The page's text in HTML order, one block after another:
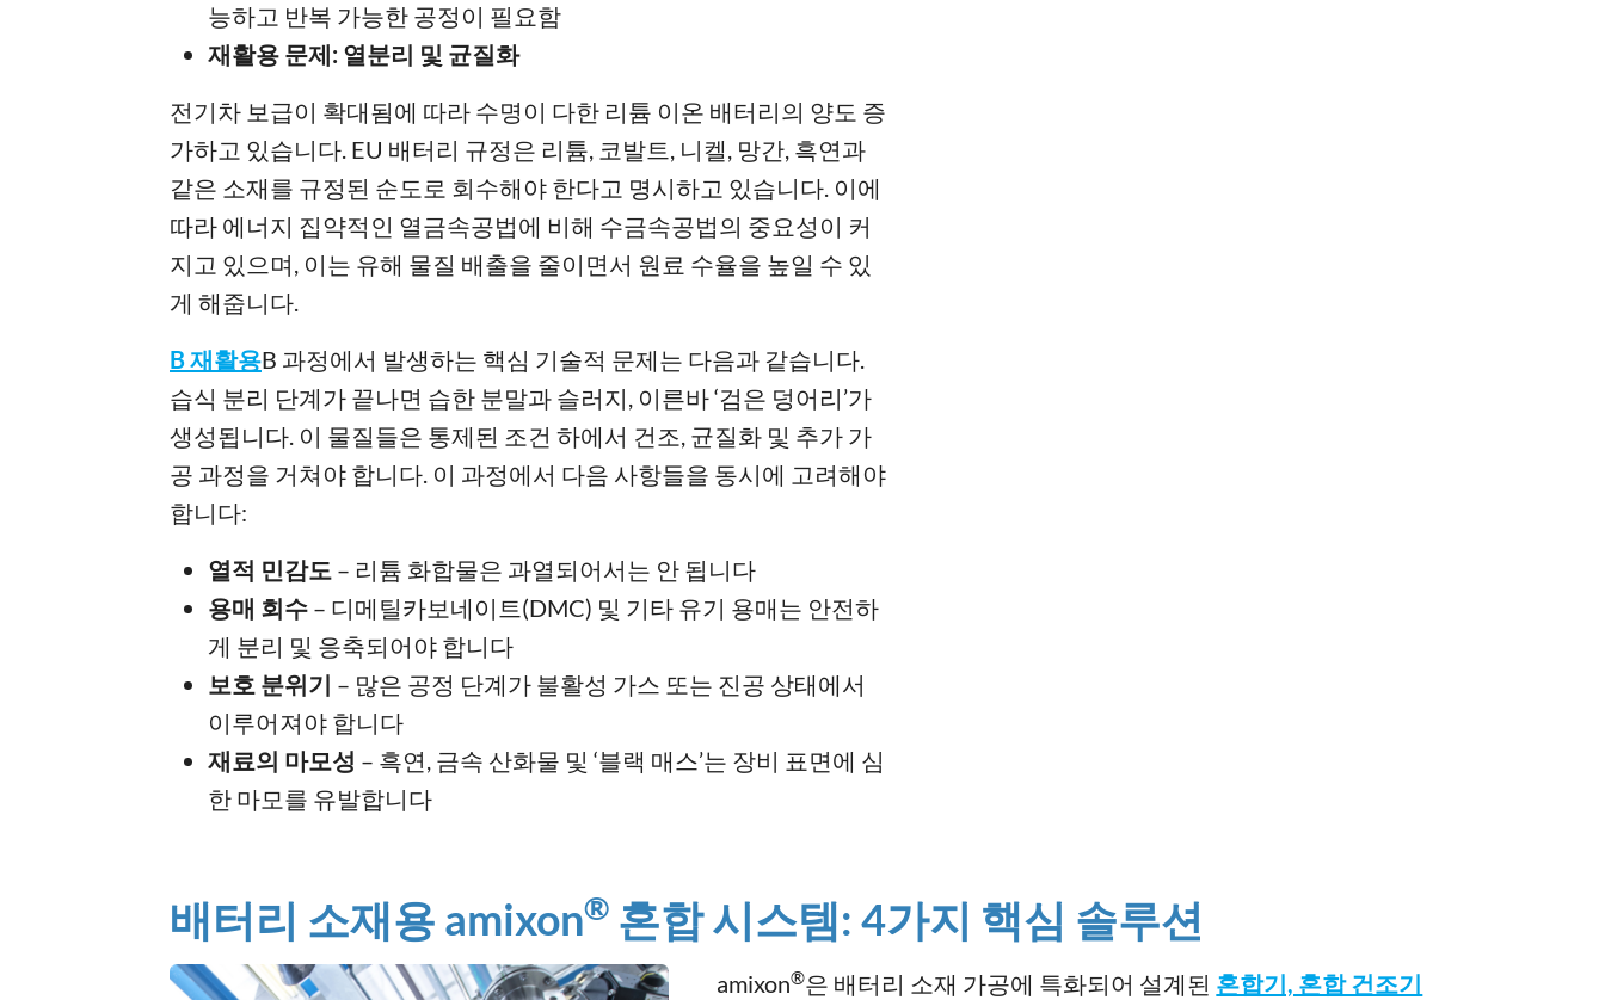
능하고 반복 가능한 공정이 필요함
재활용 문제: 열분리 및 균질화
전기차 보급이 확대됨에 따라 수명이 다한 리튬 이온 배터리의 양도 증
가하고 있습니다. EU 배터리 규정은 리튬, 코발트, 니켈, 망간, 흑연과
같은 소재를 규정된 순도로 회수해야 한다고 명시하고 있습니다. 이에
따라 에너지 집약적인 열금속공법에 비해 수금속공법의 중요성이 커
지고 있으며, 이는 유해 물질 배출을 줄이면서 원료 수율을 높일 수 있
게 해줍니다.
B 재활용B 과정에서 발생하는 핵심 기술적 문제는 다음과 같습니다.
습식 분리 단계가 끝나면 습한 분말과 슬러지, 이른바 ‘검은 덩어리’가
생성됩니다. 이 물질들은 통제된 조건 하에서 건조, 균질화 및 추가 가
공 과정을 거쳐야 합니다. 이 과정에서 다음 사항들을 동시에 고려해야
합니다:
열적 민감도 – 리튬 화합물은 과열되어서는 안 됩니다
용매 회수 – 디메틸카보네이트(DMC) 및 기타 유기 용매는 안전하
게 분리 및 응축되어야 합니다
보호 분위기 – 많은 공정 단계가 불활성 가스 또는 진공 상태에서
이루어져야 합니다
재료의 마모성 – 흑연, 금속 산화물 및 ‘블랙 매스’는 장비 표면에 심
한 마모를 유발합니다
배터리 소재용 amixon® 혼합 시스템: 4가지 핵심 솔루션
amixon®은 배터리 소재 가공에 특화되어 설계된 혼합기, 혼합 건조기